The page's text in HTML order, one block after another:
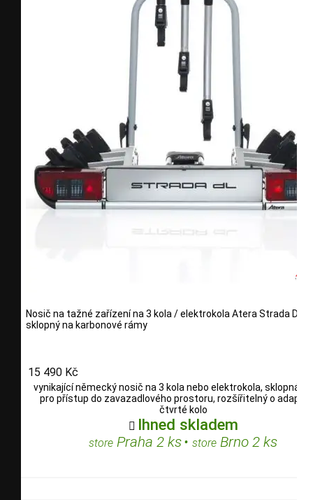
Nosič na tažné zařízení na 3 kola / elektrokola Atera Strada DL3
sklopný na karbonové rámy
15 490 Kč
vynikající německý nosič na 3 kola nebo elektrokola, sklopná
pro přístup do zavazadlového prostoru, rozšířitelný o
čtvrté kolo
 Ihned skladem
store Praha 2 ks• store Brno 2 ks